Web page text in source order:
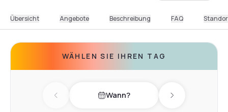
Übersicht Angebote Beschreibung FAQ
WÄHLEN SIE IHREN TAG
Previous day Wann? Next day